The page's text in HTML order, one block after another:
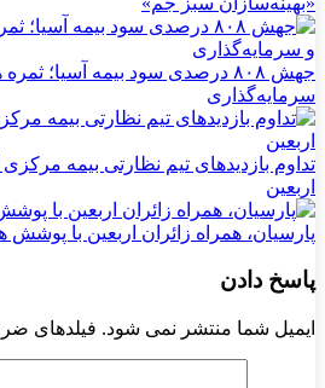
جهش ۸۰۸ درصدی سود بیمه آسیا؛
سرمایه‌گذاری
تداوم بازدیدهای تیم نظارتی بیمه
اربعین
پارسیان، همراه زائران اربعین با
پاسخ دادن
ایمیل شما منتشر نمی شود. فیلدهای